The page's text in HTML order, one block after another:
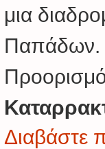
μια
Παπάδων.
Διαβάστε